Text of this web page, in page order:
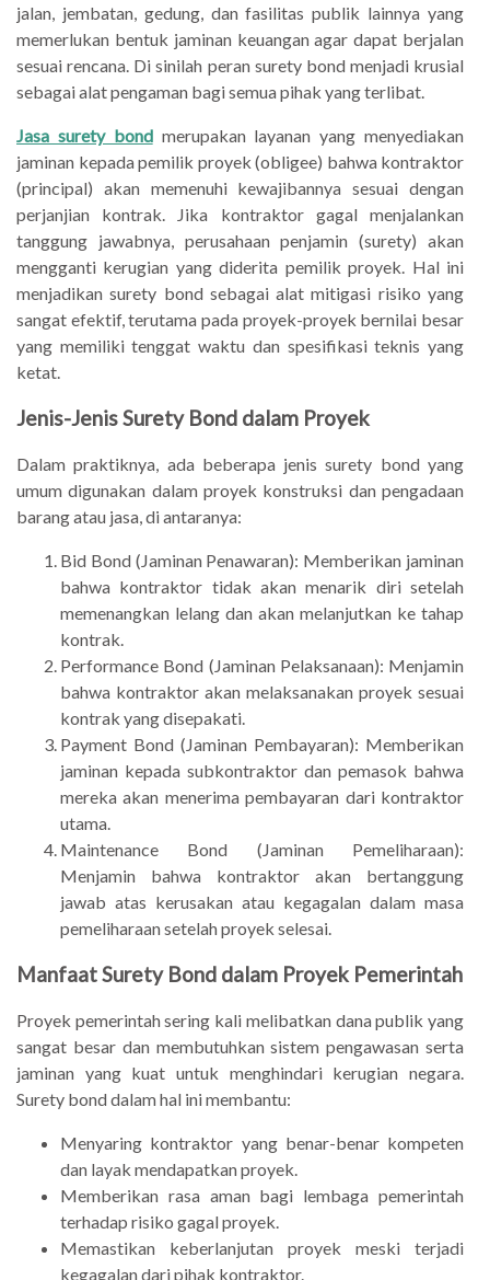
jalan, jembatan, gedung, dan fasilitas publik lainnya yang
memerlukan bentuk jaminan keuangan agar dapat berjalan
sesuai rencana. Di sinilah peran surety bond menjadi krusial
sebagai alat pengaman bagi semua pihak yang terlibat.
Jasa surety bondmerupakan layanan yang menyediakan
jaminan kepada pemilik proyek (obligee) bahwa kontraktor
(principal) akan memenuhi kewajibannya sesuai dengan
perjanjian kontrak. Jika kontraktor gagal menjalankan
tanggung jawabnya, perusahaan penjamin (surety) akan
mengganti kerugian yang diderita pemilik proyek. Hal ini
menjadikan surety bond sebagai alat mitigasi risiko yang
sangat efektif, terutama pada proyek-proyek bernilai besar
yang memiliki tenggat waktu dan spesifikasi teknis yang
ketat.
Jenis-Jenis Surety Bond dalam Proyek
Dalam praktiknya, ada beberapa jenis surety bond yang
umum digunakan dalam proyek konstruksi dan pengadaan
barang atau jasa, di antaranya:
Bid Bond (Jaminan Penawaran): Memberikan jaminan
bahwa kontraktor tidak akan menarik diri setelah
memenangkan lelang dan akan melanjutkan ke tahap
kontrak.
Performance Bond (Jaminan Pelaksanaan): Menjamin
bahwa kontraktor akan melaksanakan proyek sesuai
kontrak yang disepakati.
Payment Bond (Jaminan Pembayaran): Memberikan
jaminan kepada subkontraktor dan pemasok bahwa
mereka akan menerima pembayaran dari kontraktor
utama.
Maintenance Bond (Jaminan Pemeliharaan):
Menjamin bahwa kontraktor akan bertanggung
jawab atas kerusakan atau kegagalan dalam masa
pemeliharaan setelah proyek selesai.
Manfaat Surety Bond dalam Proyek Pemerintah
Proyek pemerintah sering kali melibatkan dana publik yang
sangat besar dan membutuhkan sistem pengawasan serta
jaminan yang kuat untuk menghindari kerugian negara.
Surety bond dalam hal ini membantu:
Menyaring kontraktor yang benar-benar kompeten
dan layak mendapatkan proyek.
Memberikan rasa aman bagi lembaga pemerintah
terhadap risiko gagal proyek.
Memastikan keberlanjutan proyek meski terjadi
kegagalan dari pihak kontraktor.